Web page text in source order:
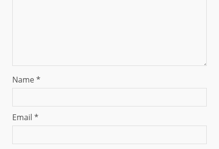
Name*
Email *